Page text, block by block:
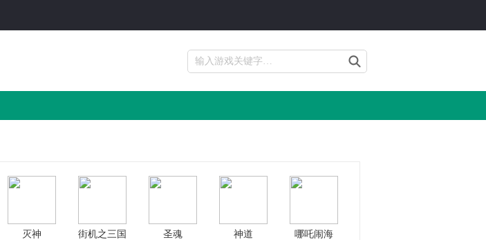
灭神
街机之三国
圣魂 神道 哪吒闹海